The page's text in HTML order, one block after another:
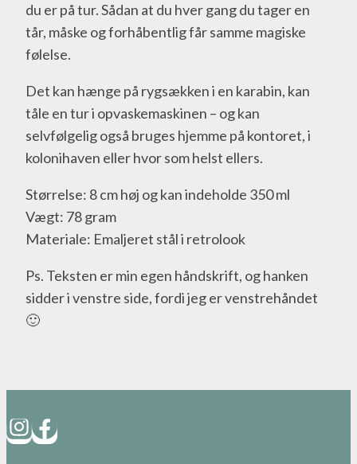
du er på tur. Sådan at du hver gang du tager en
tår, måske og forhåbentlig får samme magiske
følelse.
Det kan hænge på rygsækken i en karabin, kan
tåle en tur i opvaskemaskinen – og kan
selvfølgelig også bruges hjemme på kontoret, i
kolonihaven eller hvor som helst ellers.
Størrelse: 8 cm høj og kan indeholde 350 ml
Vægt: 78 gram
Materiale: Emaljeret stål i retrolook
Ps. Teksten er min egen håndskrift, og hanken
sidder i venstre side, fordi jeg er venstrehåndet
🙂